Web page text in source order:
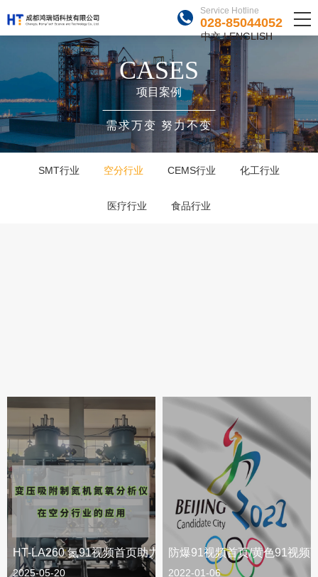
Service Hotline
028-85044052
中文|ENGLISH
CASES
项目案例
需求万变 努力不变
SMT行业 空分行业 CEMS行业 化工行业
医疗行业 食品行业
HT-LA260 氮91视频首页助力空分变压吸附制氮机
2025-05-20
防爆91视频首页/黄色91视频
2022-01-06
Service Hotline
028-85044052
中文|ENGLISH